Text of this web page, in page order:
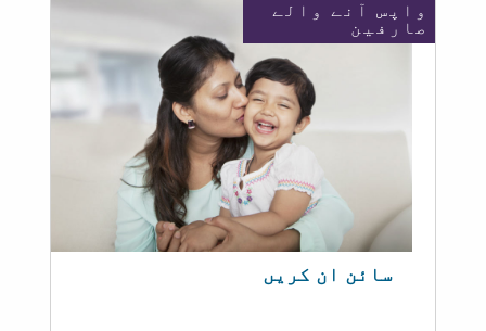
واپس آنے والے
صارفین
سائن ان کریں